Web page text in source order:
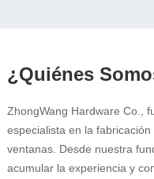
¿Quiénes
ZhongWang Hardware Co.,
especialista en la
ventanas. Desde nuestra
acumular la experiencia y